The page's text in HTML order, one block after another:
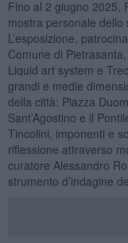
Fino al 2 giugno 2025,
mostra personale dello
L’esposizione,
Comune di
Liquid art system e
grandi e medie
della città: Piazza
Sant’Agostino e il
Tincolini, imponenti e
riflessione attraverso
curatore Alessandro
strumento d’indagine